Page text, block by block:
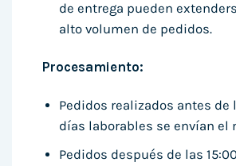
de entrega pueden
alto volumen de pedidos.
Procesamiento:
Pedidos realizados antes de
días laborables se envían el
Pedidos después de las